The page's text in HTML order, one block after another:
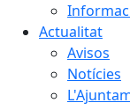
Actualitat
Avisos
Notícies